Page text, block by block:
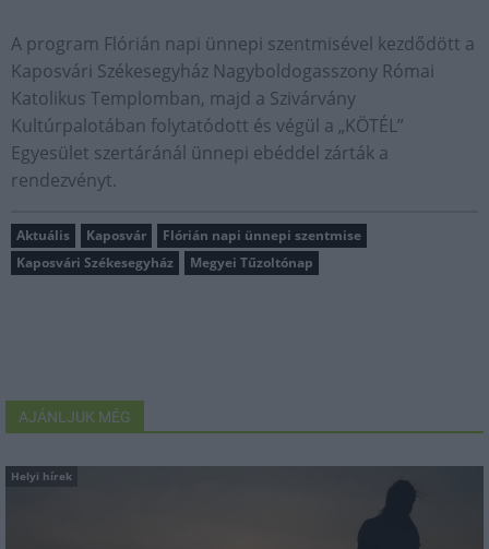
A program Flórián napi ünnepi szentmisével kezdődött a
Kaposvári Székesegyház Nagyboldogasszony Római
Katolikus Templomban, majd a Szivárvány
Kultúrpalotában folytatódott és végül a „KÖTÉL”
Egyesület szertáránál ünnepi ebéddel zárták a
rendezvényt.
Aktuális Kaposvár
Flórián napi ünnepi szentmise
Kaposvári Székesegyház
Megyei Tűzoltónap
AJÁNLJUK MÉG
Helyi hírek